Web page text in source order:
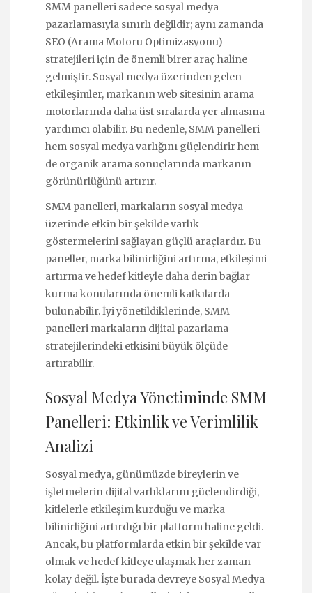
SMM panelleri sadece sosyal medya
pazarlamasıyla sınırlı değildir; aynı zamanda
SEO (Arama Motoru Optimizasyonu)
stratejileri için de önemli birer araç haline
gelmiştir. Sosyal medya üzerinden gelen
etkileşimler, markanın web sitesinin arama
motorlarında daha üst sıralarda yer almasına
yardımcı olabilir. Bu nedenle, SMM panelleri
hem sosyal medya varlığını güçlendirir hem
de organik arama sonuçlarında markanın
görünürlüğünü artırır.
SMM panelleri, markaların sosyal medya
üzerinde etkin bir şekilde varlık
göstermelerini sağlayan güçlü araçlardır. Bu
paneller, marka bilinirliğini artırma, etkileşimi
artırma ve hedef kitleyle daha derin bağlar
kurma konularında önemli katkılarda
bulunabilir. İyi yönetildiklerinde, SMM
panelleri markaların dijital pazarlama
stratejilerindeki etkisini büyük ölçüde
artırabilir.
Sosyal Medya Yönetiminde SMM
Panelleri: Etkinlik ve Verimlilik
Analizi
Sosyal medya, günümüzde bireylerin ve
işletmelerin dijital varlıklarını güçlendirdiği,
kitlelerle etkileşim kurduğu ve marka
bilinirliğini artırdığı bir platform haline geldi.
Ancak, bu platformlarda etkin bir şekilde var
olmak ve hedef kitleye ulaşmak her zaman
kolay değil. İşte burada devreye Sosyal Medya